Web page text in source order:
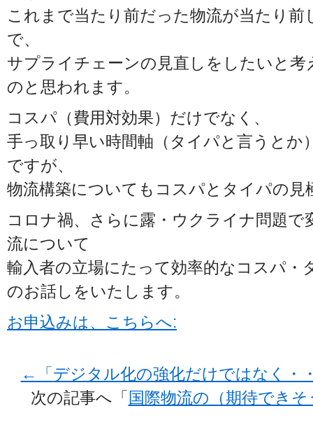
これまで当たり前だった物流が当たり
で、
サプライチェーンの見直しをしたいと考
のと思われます。
コスパ（費用対効果）だけでなく、
手っ取り早い時間軸（タイパと言うとか
ですが、
物流構築についてもコスパとタイパの見
コロナ禍、さらに露・ウクライナ問題で
流について
輸入者の立場にたって効率的なコスパ・
のお話しをいたします。
お申込みは、こちらへ:
←「デジタル化の強化だけではなく・
次の記事へ「国際物流の（期待でき